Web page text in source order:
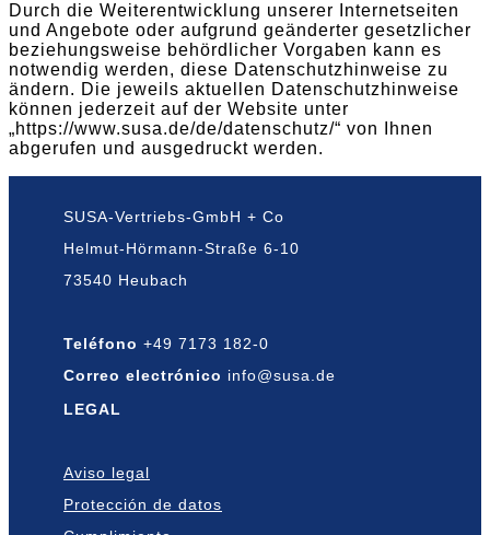
Durch die Weiterentwicklung unserer Internetseiten
und Angebote oder aufgrund geänderter gesetzlicher
beziehungsweise behördlicher Vorgaben kann es
notwendig werden, diese Datenschutzhinweise zu
ändern. Die jeweils aktuellen Datenschutzhinweise
können jederzeit auf der Website unter
„https://www.susa.de/de/datenschutz/“ von Ihnen
abgerufen und ausgedruckt werden.
SUSA-Vertriebs-GmbH + Co
Helmut-Hörmann-Straße 6-10
73540 Heubach
Teléfono +49 7173 182-0
Correo electrónico info@susa.de
LEGAL
Aviso legal
Protección de datos